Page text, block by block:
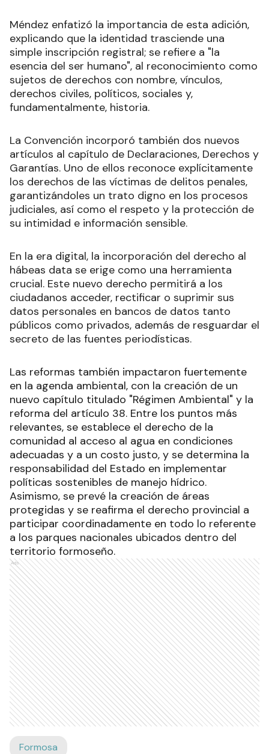
Méndez enfatizó la importancia de esta adición,
explicando que la identidad trasciende una
simple inscripción registral; se refiere a "la
esencia del ser humano", al reconocimiento como
sujetos de derechos con nombre, vínculos,
derechos civiles, políticos, sociales y,
fundamentalmente, historia.
La Convención incorporó también dos nuevos
artículos al capítulo de Declaraciones, Derechos y
Garantías. Uno de ellos reconoce explícitamente
los derechos de las víctimas de delitos penales,
garantizándoles un trato digno en los procesos
judiciales, así como el respeto y la protección de
su intimidad e información sensible.
En la era digital, la incorporación del derecho al
hábeas data se erige como una herramienta
crucial. Este nuevo derecho permitirá a los
ciudadanos acceder, rectificar o suprimir sus
datos personales en bancos de datos tanto
públicos como privados, además de resguardar el
secreto de las fuentes periodísticas.
Las reformas también impactaron fuertemente
en la agenda ambiental, con la creación de un
nuevo capítulo titulado "Régimen Ambiental" y la
reforma del artículo 38. Entre los puntos más
relevantes, se establece el derecho de la
comunidad al acceso al agua en condiciones
adecuadas y a un costo justo, y se determina la
responsabilidad del Estado en implementar
políticas sostenibles de manejo hídrico.
Asimismo, se prevé la creación de áreas
protegidas y se reafirma el derecho provincial a
participar coordinadamente en todo lo referente
a los parques nacionales ubicados dentro del
territorio formoseño.
Ads
Formosa